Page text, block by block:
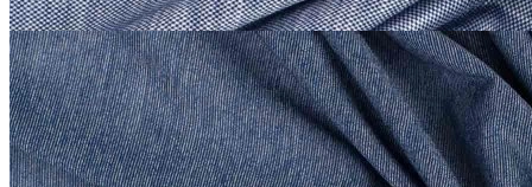
В наличии 20 м
Etro
Трикотаж сток Etro
хлопок 100%
140 смтёмно-лазурный